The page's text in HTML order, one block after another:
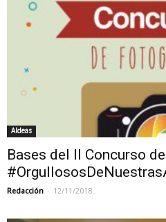
Aldeas
Bases del II Concurso
Redacción - 12/11/2018